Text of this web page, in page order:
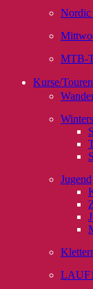
Nordic
MTB-
Kurse/Touren
Jugend